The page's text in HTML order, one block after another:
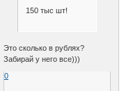
150 тыс шт!
Это сколько в рублях?
Забирай у него все)))
0